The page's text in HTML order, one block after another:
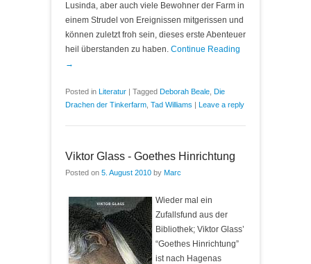
Lusinda, aber auch viele Bewohner der Farm in
einem Strudel von Ereignissen mitgerissen und
können zuletzt froh sein, dieses erste Abenteuer
heil überstanden zu haben. Continue Reading
→
Posted in Literatur | Tagged Deborah Beale Die
Drachen der Tinkerfarm Tad Williams | Leave a reply
Viktor Glass - Goethes Hinrichtung
Posted on 5. August 2010 by Marc
Wieder mal ein
Zufallsfund aus der
Bibliothek; Viktor Glass’
“Goethes Hinrichtung”
ist nach Hagenas